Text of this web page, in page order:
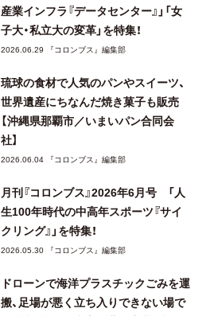
産業インフラ『データセンター』」「女
子大・私立大の変革」を特集！
2026.06.29 『コロンブス』編集部
琉球の食材で人気のパンやスイーツ、
世界遺産にちなんだ焼き菓子も販売
【沖縄県那覇市／いまいパン合同会
社】
2026.06.04 『コロンブス』編集部
月刊『コロンブス』2026年6月号 「人
生100年時代の中高年スポーツ『サイ
クリング』」を特集！
2026.05.30 『コロンブス』編集部
ドローンで海洋プラスチックごみを運
搬、足場が悪く立ち入りできない場で